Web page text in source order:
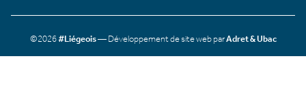
©2026#Liégeois— Développement de site web parAdret & Ubac